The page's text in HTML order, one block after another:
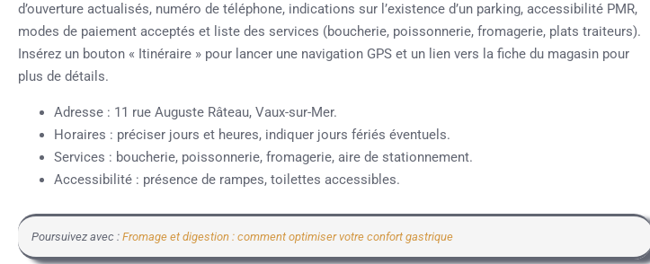
d’ouverture actualisés, numéro de téléphone, indications sur l’existence d’un parking, accessibilité PMR,
modes de paiement acceptés et liste des services (boucherie, poissonnerie, fromagerie, plats traiteurs).
Insérez un bouton « Itinéraire » pour lancer une navigation GPS et un lien vers la fiche du magasin pour
plus de détails.
Adresse : 11 rue Auguste Râteau, Vaux-sur-Mer.
Horaires : préciser jours et heures, indiquer jours fériés éventuels.
Services : boucherie, poissonnerie, fromagerie, aire de stationnement.
Accessibilité : présence de rampes, toilettes accessibles.
Poursuivez avec : Fromage et digestion : comment optimiser votre confort gastrique